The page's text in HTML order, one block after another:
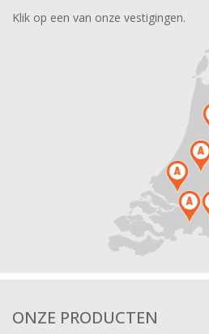
Klik op een van onze vestigingen.
ONZE PRODUCTEN